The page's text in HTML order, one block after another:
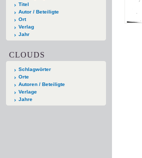
Titel
Autor / Beteiligte
Ort
Verlag
Jahr
CLOUDS
Schlagwörter
Orte
Autoren / Beteiligte
Verlage
Jahre